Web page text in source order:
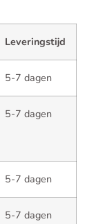
Leveringstijd
5-7 dagen
5-7 dagen
5-7 dagen
5-7 dagen